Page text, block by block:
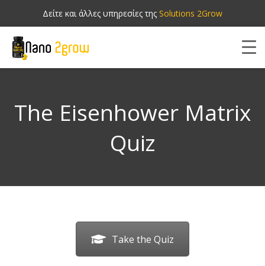
Δείτε και άλλες υπηρεσίες της Solutions 2Grow
The Eisenhower Matrix
Quiz
Take the Quiz